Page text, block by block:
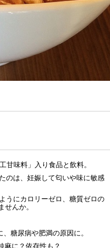
味料」入り食品と飲料。
のは、妊娠して匂いや味に敏感
うにカロリーゼロ、糖質ゼロの
んか。
糖尿病や肥満の原因に。
麻に？依存性も？